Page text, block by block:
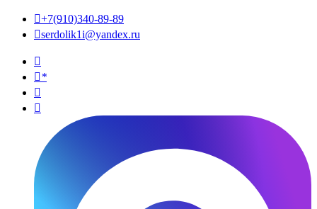
+7(910)340-89-89
serdolik1i@yandex.ru

*

